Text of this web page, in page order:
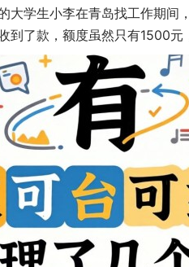
大学生小李在青岛找工作期间
了款，额度虽然只有1500元